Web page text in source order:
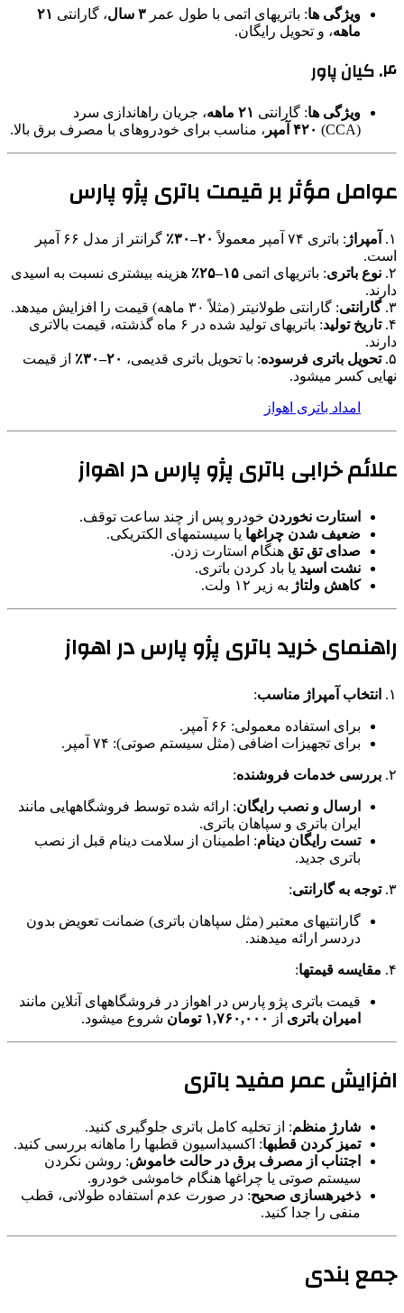
ویژگی ها: باتریهای اتمی با طول عمر ۳ سال ، گارانتی ۲۱
ماهه، و تحویل رایگان.
۴. کیان پاور
ویژگی ها: گارانتی ۲۱ ماهه
، جریان راهاندازی سرد
(CCA)
۴۲۰ آمپر ، مناسب برای خودروهای با مصرف برق بالا.
عوامل مؤثر بر قیمت باتری پژو پارس
۱. آمپراژ : باتری ۷۴ آمپر معمولاً ۲۰–۳۰٪
گرانتر از مدل ۶۶ آمپر
است.
۲. نوع باتری: باتریهای اتمی ۱۵–۲۵٪
هزینه بیشتری نسبت به اسیدی
دارند.
۳. گارانتی: گارانتی طولانیتر (مثلاً ۳۰ ماهه) قیمت را افزایش میدهد.
۴. تاریخ تولید
: باتریهای تولید شده در ۶ ماه گذشته، قیمت بالاتری
دارند.
۵. تحویل باتری فرسوده: با تحویل باتری قدیمی، ۲۰–۳۰٪
از قیمت
نهایی کسر میشود.
امداد باتری اهواز
علائم خرابی باتری پژو پارس در اهواز
استارت نخوردن خودرو پس از چند ساعت توقف.
ضعیف شدن چراغها یا سیستمهای الکتریکی.
صدای تق تق هنگام استارت زدن.
نشت اسید یا باد کردن باتری.
کاهش ولتاژ به زیر ۱۲ ولت.
راهنمای خرید باتری پژو پارس در اهواز
۱. انتخاب آمپراژ مناسب:
برای استفاده معمولی: ۶۶ آمپر.
برای تجهیزات اضافی (مثل سیستم صوتی): ۷۴ آمپر.
۲. بررسی خدمات فروشنده:
ارسال و نصب رایگان: ارائه شده توسط فروشگاههایی مانند
ایران باتری و سپاهان باتری.
تست رایگان دینام: اطمینان از سلامت دینام قبل از نصب
باتری جدید.
۳. توجه به گارانتی:
گارانتیهای معتبر (مثل سپاهان باتری) ضمانت تعویض بدون
دردسر ارائه میدهند.
۴. مقایسه قیمتها:
قیمت باتری پژو پارس در اهواز در فروشگاههای آنلاین مانند
امیران باتری از ۱,۷۶۰,۰۰۰ تومان شروع میشود.
افزایش عمر مفید باتری
شارژ منظم: از تخلیه کامل باتری جلوگیری کنید.
تمیز کردن قطبها: اکسیداسیون قطبها را ماهانه بررسی کنید.
اجتناب از مصرف برق در حالت خاموش: روشن نکردن
سیستم صوتی یا چراغها هنگام خاموشی خودرو.
ذخیرهسازی صحیح: در صورت عدم استفاده طولانی، قطب
منفی را جدا کنید.
جمع بندی